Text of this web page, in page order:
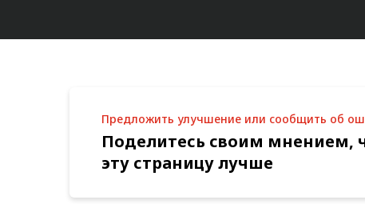
Предложить улучшение или сообщить об
Поделитесь своим мнением,
эту страницу лучше